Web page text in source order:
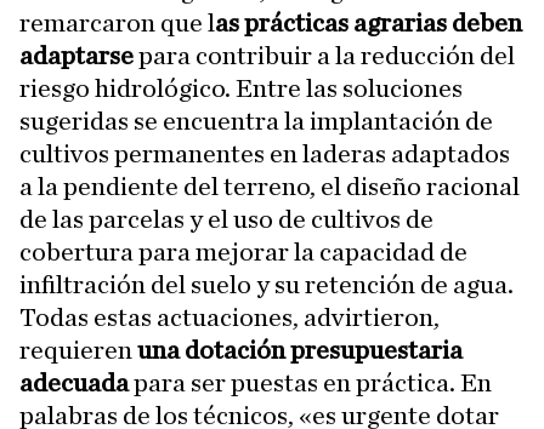
remarcaron que l as prácticas agrarias deben
adaptarsepara contribuir a la reducción del
riesgo hidrológico. Entre las soluciones
sugeridas se encuentra la implantación de
cultivos permanentes en laderas adaptados
a la pendiente del terreno, el diseño racional
de las parcelas y el uso de cultivos de
cobertura para mejorar la capacidad de
infiltración del suelo y su retención de agua.
Todas estas actuaciones, advirtieron,
requieren una dotación presupuestaria
adecuadapara ser puestas en práctica. En
palabras de los técnicos, «es urgente dotar